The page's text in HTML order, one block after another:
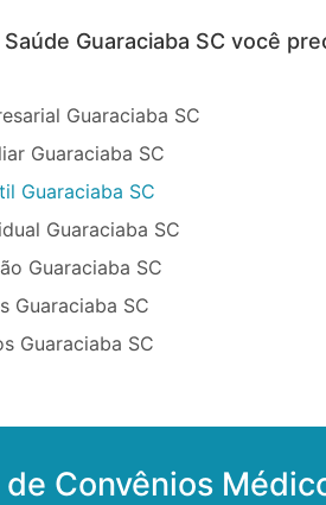
Guaraciaba SC você
Guaraciaba SC
Guaraciaba SC
Guaraciaba SC
Guaraciaba SC
Guaraciaba SC
Guaraciaba SC
Guaraciaba SC
Convênios